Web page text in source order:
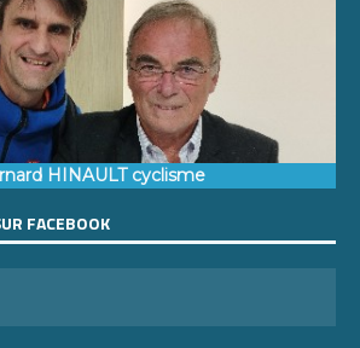
HINAULT cyclisme
FACEBOOK